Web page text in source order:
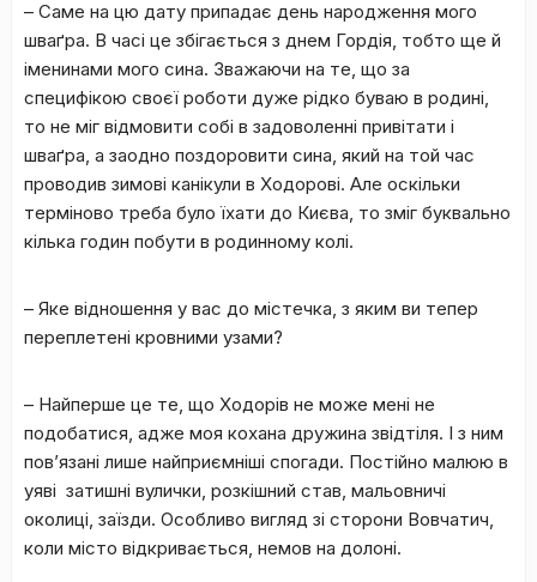
– Саме на цю дату припадає день народження мого
шваґра. В часі це збігається з днем Гордія, тобто ще й
іменинами мого сина. Зважаючи на те, що за
специфікою своєї роботи дуже рідко буваю в родині,
то не міг відмовити собі в задоволенні привітати і
шваґра, а заодно поздоровити сина, який на той час
проводив зимові канікули в Ходорові. Але оскільки
терміново треба було їхати до Києва, то зміг буквально
кілька годин побути в родинному колі.
– Яке відношення у вас до містечка, з яким ви тепер
переплетені кровними узами?
– Найперше це те, що Ходорів не може мені не
подобатися, адже моя кохана дружина звідтіля. І з ним
пов’язані лише найприємніші спогади. Постійно малюю в
уяві затишні вулички, розкішний став, мальовничі
околиці, заїзди. Особливо вигляд зі сторони Вовчатич,
коли місто відкривається, немов на долоні.